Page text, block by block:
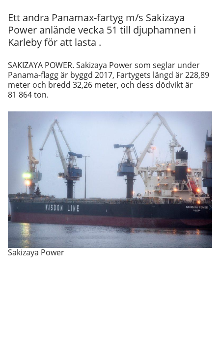
Ett andra Panamax-fartyg m/s Sakizaya
Power anlände vecka 51 till djuphamnen i
Karleby för att lasta .
SAKIZAYA POWER. Sakizaya Power som seglar under
Panama-flagg är byggd 2017, Fartygets längd är 228,89
meter och bredd 32,26 meter, och dess dödvikt är
81 864 ton.
Sakizaya Power